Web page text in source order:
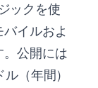
ックを使
イルおよ
。公開には
（年間）